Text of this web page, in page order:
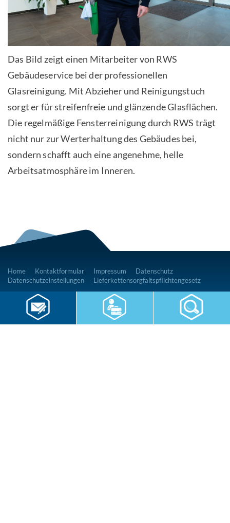
Das Bild zeigt einen Mitarbeiter von RWS
Gebäudeservice bei der professionellen
Glasreinigung. Mit Abzieher und Reinigungstuch
sorgt er für streifenfreie und glänzende Glasflächen.
Die regelmäßige Fensterreinigung durch RWS trägt
nicht nur zur Werterhaltung des Gebäudes bei,
sondern schafft auch eine angenehme, helle
Arbeitsatmosphäre im Inneren.
Home Kontaktformular Impressum
Datenschutz
Datenschutzeinstellungen
Lieferkettensorgfaltspflichtengesetz